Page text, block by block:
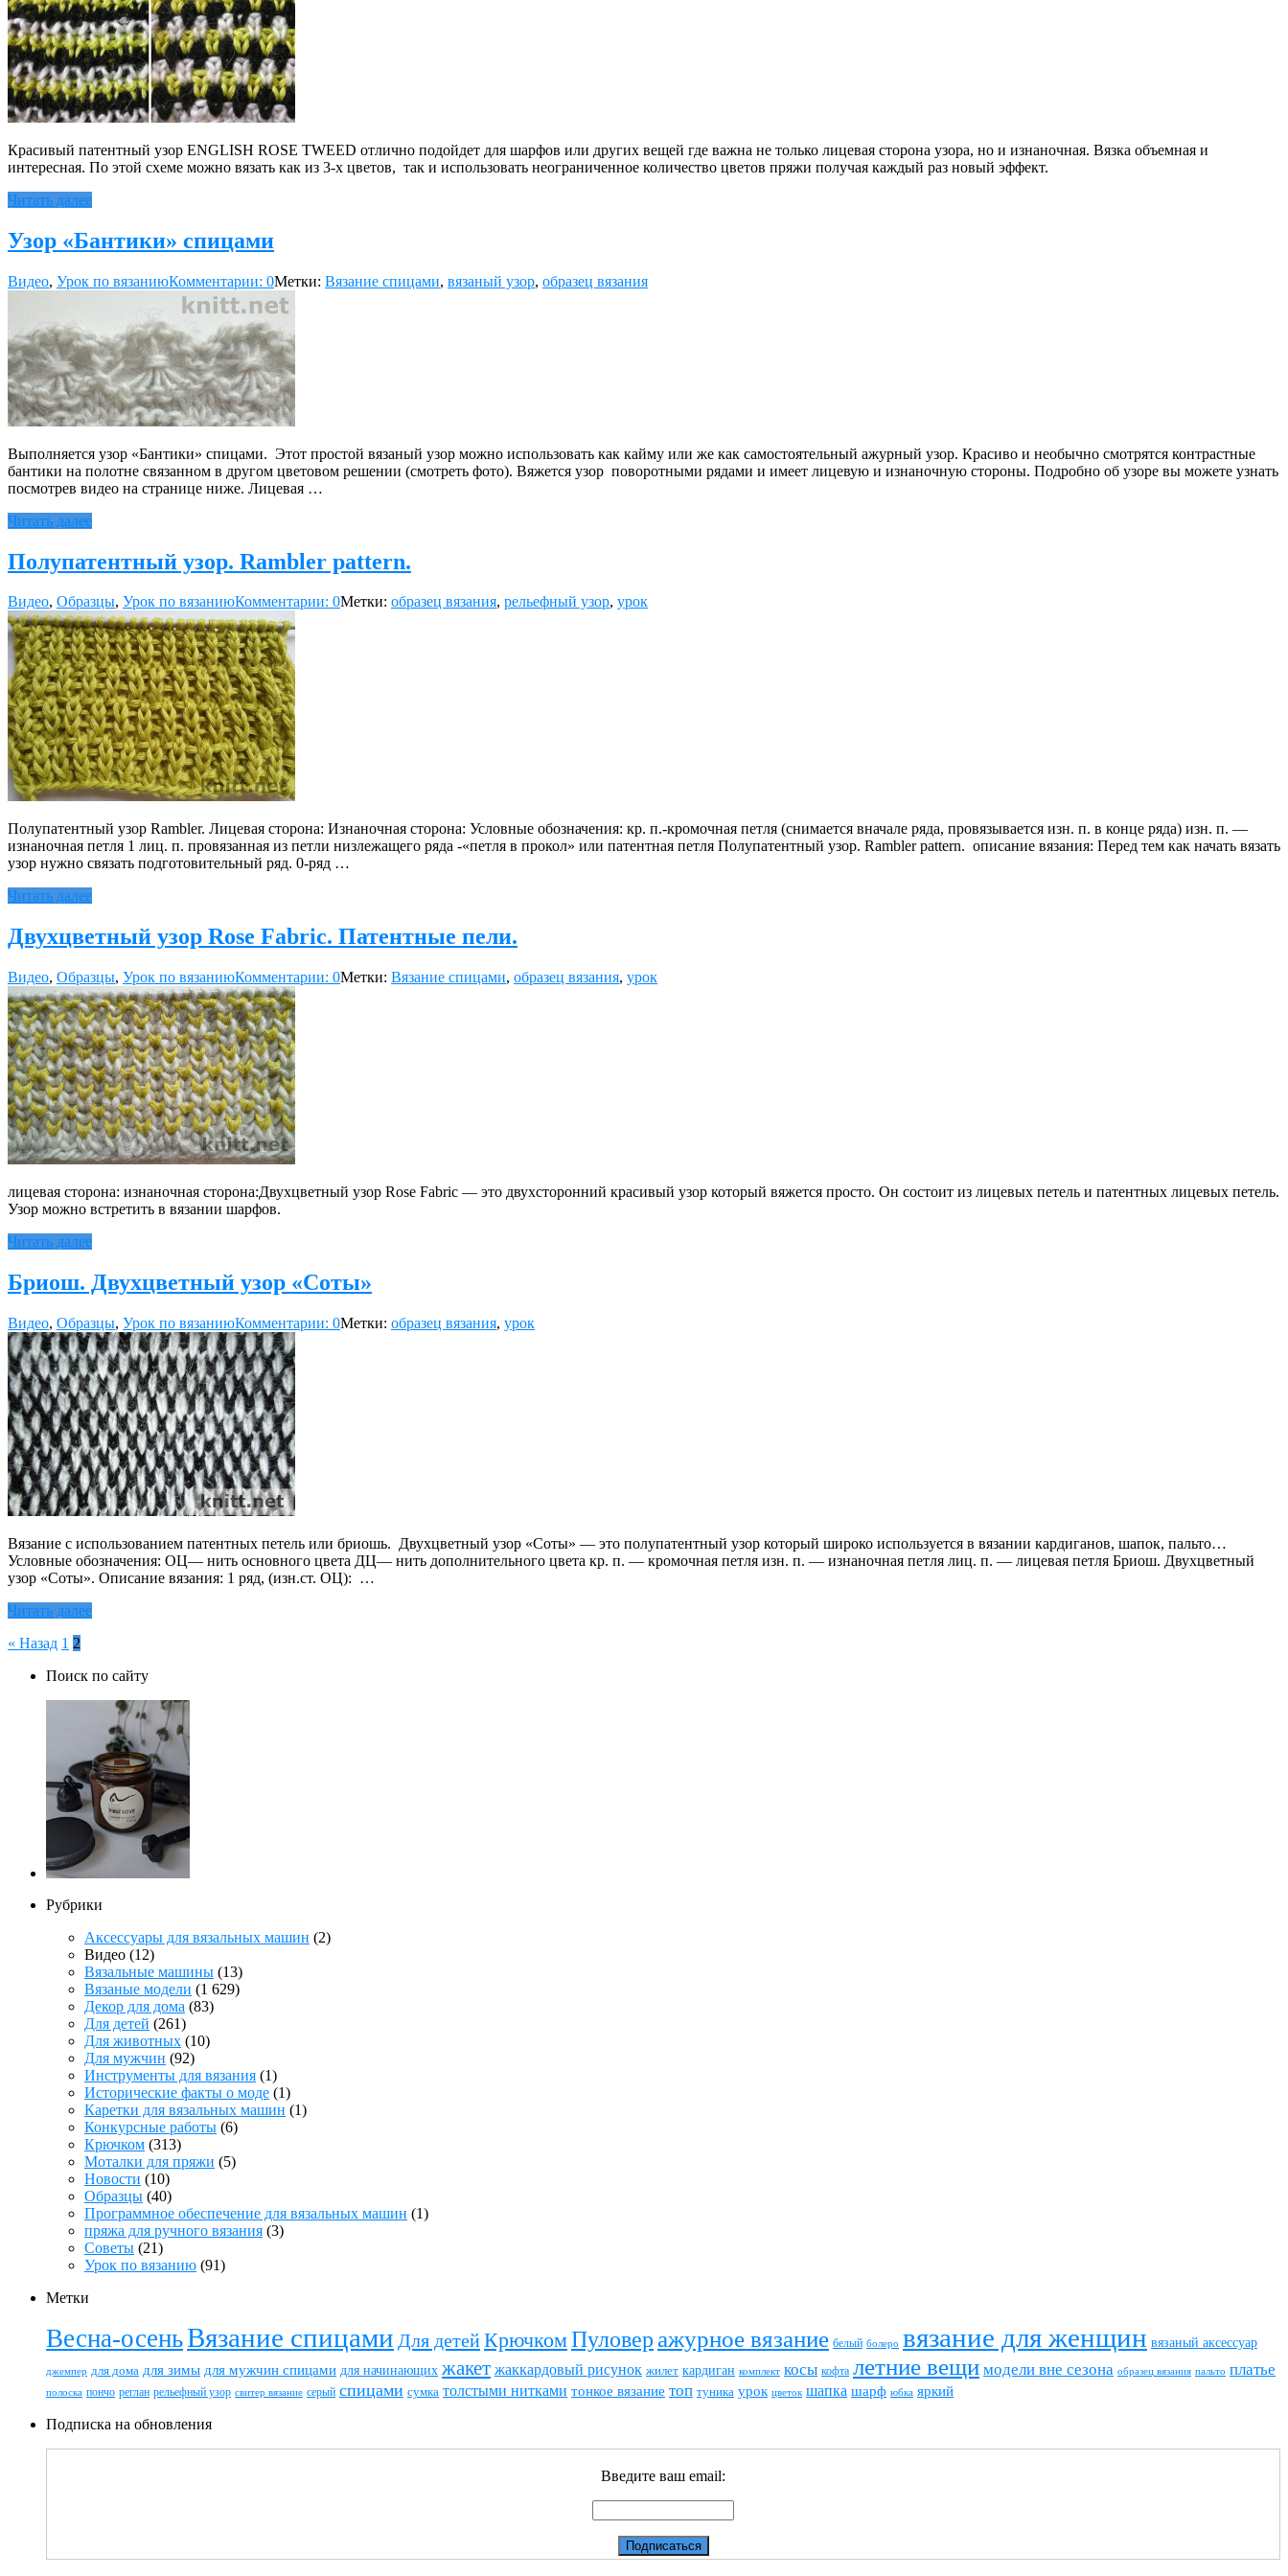
Красивый патентный узор ENGLISH ROSE TWEED отлично подойдет для шарфов или других вещей где важна не только лицевая сторона узора, но и изнаночная. Вязка объемная и
интересная. По этой схеме можно вязать как из 3-х цветов, так и использовать неограниченное количество цветов пряжи получая каждый раз новый эффект.
Читать далее
Узор «Бантики» спицами
Видео, Урок по вязаниюКомментарии: 0Метки: Вязание спицами, вязаный узор, образец вязания
Выполняется узор «Бантики» спицами. Этот простой вязаный узор можно использовать как кайму или же как самостоятельный ажурный узор. Красиво и необычно смотрятся контрастные
бантики на полотне связанном в другом цветовом решении (смотреть фото). Вяжется узор поворотными рядами и имеет лицевую и изнаночную стороны. Подробно об узоре вы можете узнать
посмотрев видео на странице ниже. Лицевая …
Читать далее
Полупатентный узор. Rambler pattern.
Видео, Образцы, Урок по вязаниюКомментарии: 0Метки: образец вязания, рельефный узор, урок
Полупатентный узор Rambler. Лицевая сторона: Изнаночная сторона: Условные обозначения: кр. п.-кромочная петля (снимается вначале ряда, провязывается изн. п. в конце ряда) изн. п. —
изнаночная петля 1 лиц. п. провязанная из петли низлежащего ряда -«петля в прокол» или патентная петля Полупатентный узор. Rambler pattern. описание вязания: Перед тем как начать вязать
узор нужно связать подготовительный ряд. 0-ряд …
Читать далее
Двухцветный узор Rose Fabric. Патентные пели.
Видео, Образцы, Урок по вязаниюКомментарии: 0Метки: Вязание спицами, образец вязания, урок
лицевая сторона: изнаночная сторона:Двухцветный узор Rose Fabriс — это двухсторонний красивый узор который вяжется просто. Он состоит из лицевых петель и патентных лицевых петель.
Узор можно встретить в вязании шарфов.
Читать далее
Бриош. Двухцветный узор «Соты»
Видео, Образцы, Урок по вязаниюКомментарии: 0Метки: образец вязания, урок
Вязание с использованием патентных петель или бриошь. Двухцветный узор «Соты» — это полупатентный узор который широко используется в вязании кардиганов, шапок, пальто…
Условные обозначения: ОЦ— нить основного цвета ДЦ— нить дополнительного цвета кр. п. — кромочная петля изн. п. — изнаночная петля лиц. п. — лицевая петля Бриош. Двухцветный
узор «Соты». Описание вязания: 1 ряд, (изн.ст. ОЦ): …
Читать далее
Пагинация
записей
« Назад 1 2
Поиск по сайту
Рубрики
Аксессуары для вязальных машин (2)
Видео (12)
Вязальные машины (13)
Вязаные модели (1 629)
Декор для дома (83)
Для детей (261)
Для животных (10)
Для мужчин (92)
Инструменты для вязания (1)
Исторические факты о моде (1)
Каретки для вязальных машин (1)
Конкурсные работы (6)
Крючком (313)
Моталки для пряжи (5)
Новости (10)
Образцы (40)
Программное обеспечение для вязальных машин (1)
пряжа для ручного вязания (3)
Советы (21)
Урок по вязанию (91)
Метки
Весна-осеньВязание спицами Для детейКрючкомПуловер ажурное вязание белый болеро вязание для женщин вязаный аксессуар
джемпер для дома для зимы для мужчин спицами для начинающих жакет жаккардовый рисунок жилет кардиган комплект косы кофта летние вещи модели вне сезона образец вязания пальто платье
полоска пончо реглан рельефный узор свитер вязание серый спицами сумка толстыми нитками тонкое вязание топ туника урок цветок шапка шарф юбка яркий
Подписка на обновления
Введите ваш email: